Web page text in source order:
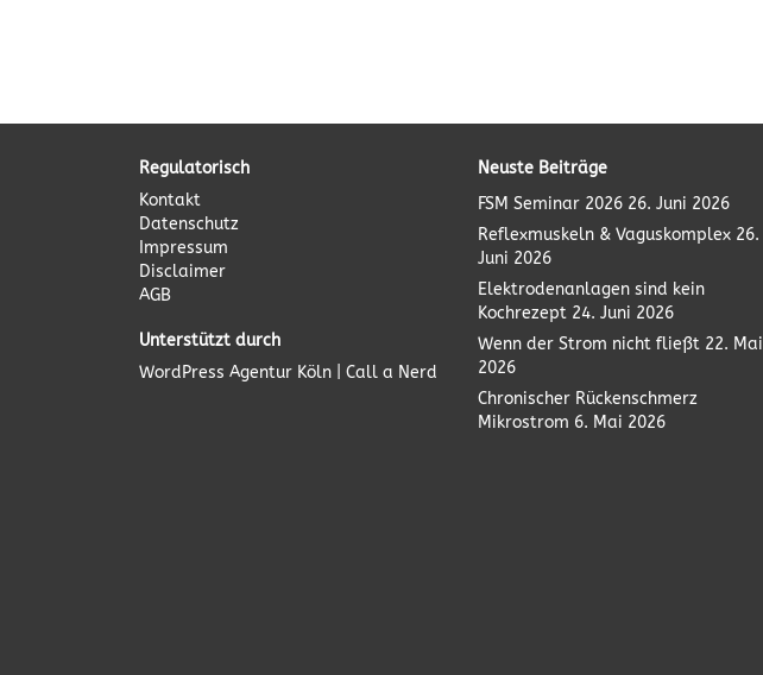
Regulatorisch
Kontakt
Datenschutz
Impressum
Disclaimer
AGB
Unterstützt durch
WordPress Agentur Köln | Call a Nerd
Neuste Beiträge
FSM Seminar 2026 26. Juni 2026
Reflexmuskeln & Vaguskomplex 26.
Juni 2026
Elektrodenanlagen sind kein
Kochrezept 24. Juni 2026
Wenn der Strom nicht fließt 22. Mai
2026
Chronischer Rückenschmerz
Mikrostrom 6. Mai 2026